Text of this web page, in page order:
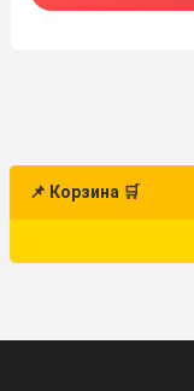
📌 Корзина 🛒